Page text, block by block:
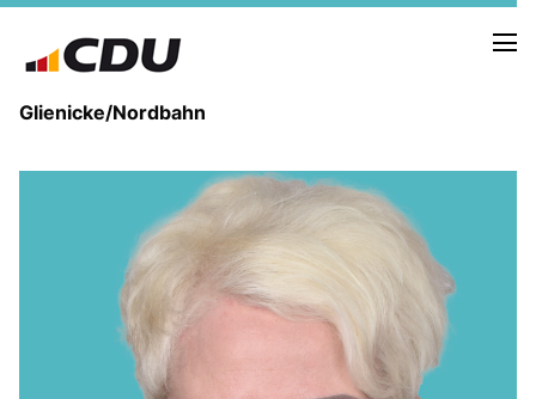
Glienicke/Nordbahn
IN EIGENER SACHE
DER VORSTAND
ZIELE